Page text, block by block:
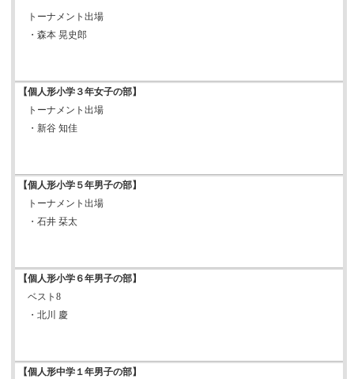
トーナメント出場
・森本 晃史郎
【個人形小学３年女子の部】
トーナメント出場
・新谷 知佳
【個人形小学５年男子の部】
トーナメント出場
・石井 栞太
【個人形小学６年男子の部】
ベスト8
・北川 慶
【個人形中学１年男子の部】